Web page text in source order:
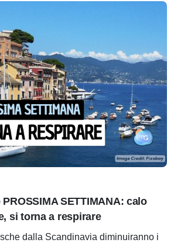
SETTIMANA: calo
si torna a respirare
dalla Scandinavia diminuiranno i